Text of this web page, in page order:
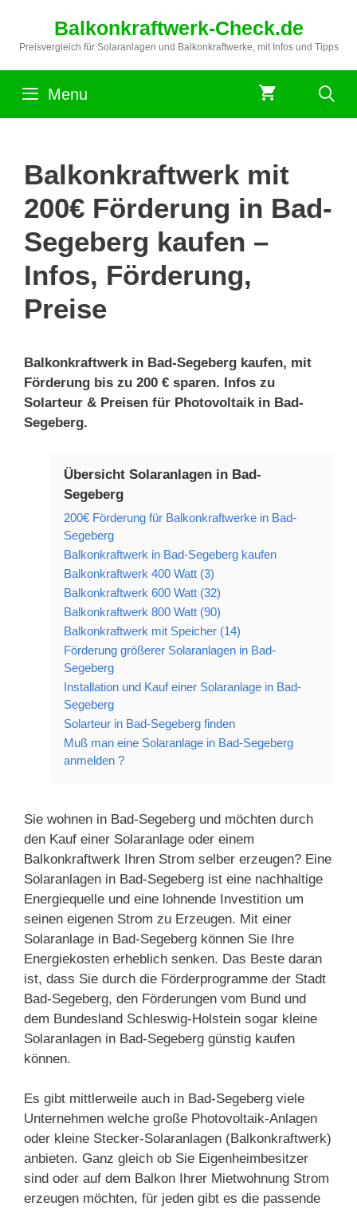
springen
Balkonkraftwerk-Check.de
Preisvergleich für Solaranlagen und Balkonkraftwerke, mit Infos und Tipps
Menu
Balkonkraftwerk mit
200€ Förderung in Bad-
Segeberg kaufen –
Infos, Förderung,
Preise
Balkonkraftwerk in Bad-Segeberg kaufen, mit
Förderung bis zu 200 € sparen. Infos zu
Solarteur & Preisen für Photovoltaik in Bad-
Segeberg.
Übersicht Solaranlagen in Bad-
Segeberg
200€ Förderung für Balkonkraftwerke in Bad-
Segeberg
Balkonkraftwerk in Bad-Segeberg kaufen
Balkonkraftwerk 400 Watt (3)
Balkonkraftwerk 600 Watt (32)
Balkonkraftwerk 800 Watt (90)
Balkonkraftwerk mit Speicher (14)
Förderung größerer Solaranlagen in Bad-
Segeberg
Installation und Kauf einer Solaranlage in Bad-
Segeberg
Solarteur in Bad-Segeberg finden
Muß man eine Solaranlage in Bad-Segeberg
anmelden ?
Sie wohnen in Bad-Segeberg und möchten durch
den Kauf einer Solaranlage oder einem
Balkonkraftwerk Ihren Strom selber erzeugen? Eine
Solaranlagen in Bad-Segeberg ist eine nachhaltige
Energiequelle und eine lohnende Investition um
seinen eigenen Strom zu Erzeugen. Mit einer
Solaranlage in Bad-Segeberg können Sie Ihre
Energiekosten erheblich senken. Das Beste daran
ist, dass Sie durch die Förderprogramme der Stadt
Bad-Segeberg, den Förderungen vom Bund und
dem Bundesland Schleswig-Holstein sogar kleine
Solaranlagen in Bad-Segeberg günstig kaufen
können.
Es gibt mittlerweile auch in Bad-Segeberg viele
Unternehmen welche große Photovoltaik-Anlagen
oder kleine Stecker-Solaranlagen (Balkonkraftwerk)
anbieten. Ganz gleich ob Sie Eigenheimbesitzer
sind oder auf dem Balkon Ihrer Mietwohnung Strom
erzeugen möchten, für jeden gibt es die passende